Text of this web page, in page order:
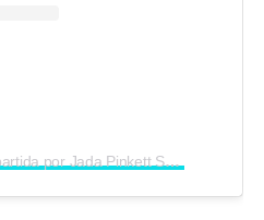
Una publicación compartida por Jada Pinkett Smith (@jadapinkettsmith)